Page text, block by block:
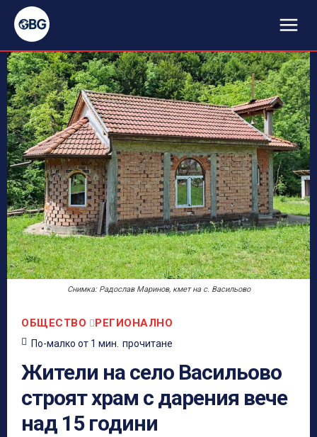
Снимка: Радослав Маринов, кмет на с. Васильово
ОБЩЕСТВО РЕГИОНАЛНО
По-малко от 1 мин. прочитане
Жители на село Васильово
строят храм с дарения вече
над 15 години